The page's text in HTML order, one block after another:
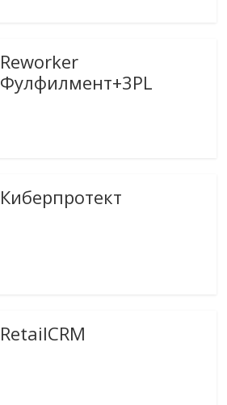
Reworker
Фулфилмент+3PL
Киберпротект
RetailCRM